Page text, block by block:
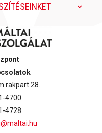
rakpart 28.
4700
4728